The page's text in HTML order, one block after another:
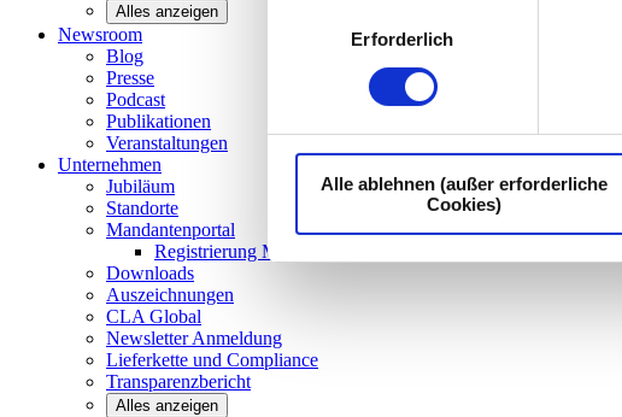
Erforderlich
Alle ablehnen (außer erforderliche
Cookies)
Alles anzeigen
Newsroom
Blog
Presse
Podcast
Publikationen
Veranstaltungen
Unternehmen
Jubiläum
Standorte
Mandantenportal
Registrierung Mandantenportal
Downloads
Auszeichnungen
CLA Global
NewsletterAnmeldung
Lieferkette und Compliance
Transparenzbericht
Alles anzeigen